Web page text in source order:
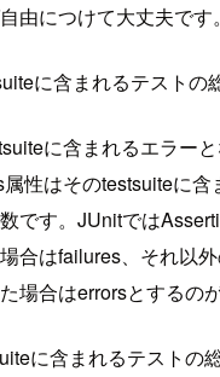
由につけて大丈夫です。
に含まれるテストの
に含まれるエラー
性はそのtestsuiteに含
です。JUnitでは
合はfailures、それ以
場合はerrorsとするの
に含まれるテストの